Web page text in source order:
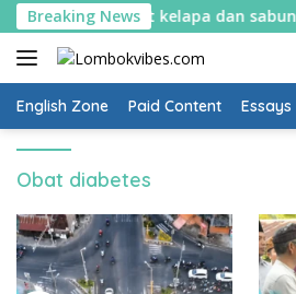
Skip
to
content
Breaking News
spons sabut kelapa dan sabun cair
English Zone Paid Content Essays
Obat diabetes